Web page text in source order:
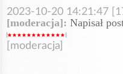
2023-10-20 14:21:47
[moderacja]: Napisał
[moderacja]